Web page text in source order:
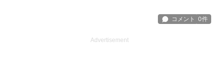
Advertisement